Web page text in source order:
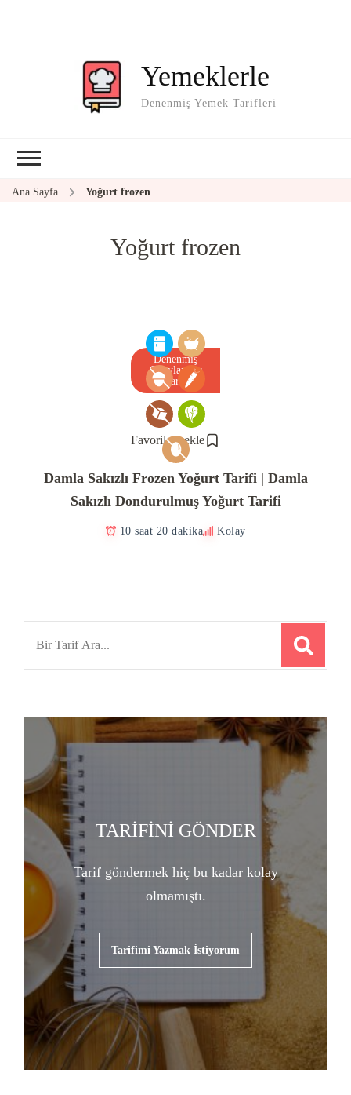
Yemeklerle
Denenmiş Yemek Tarifleri
Ana Sayfa Yoğurt frozen
Yoğurt frozen
Favorilere ekle
Denenmiş
Onaylanmış
Tarif
Damla Sakızlı Frozen Yoğurt Tarifi | Damla
Sakızlı Dondurulmuş Yoğurt Tarifi
10 saat 20 dakika Kolay
TARİFİNİ GÖNDER
Tarif göndermek hiç bu kadar kolay
olmamıştı.
Tarifimi Yazmak İstiyorum